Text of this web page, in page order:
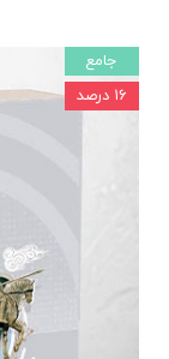
جامع
۱۶ درصد